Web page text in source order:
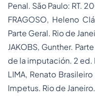
Penal. São Paulo: RT.
FRAGOSO, Heleno
Parte Geral. Rio de
JAKOBS, Gunther.
de la imputación. 2 ed.
LIMA, Renato
Impetus. Rio de Janeiro.